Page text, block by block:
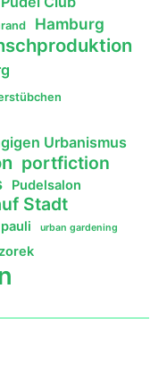
Hamburg
Urbanismus
portfiction
Pudelsalon
Stadt
urban gardening